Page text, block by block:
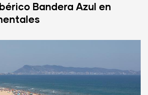
Bandera Azul en